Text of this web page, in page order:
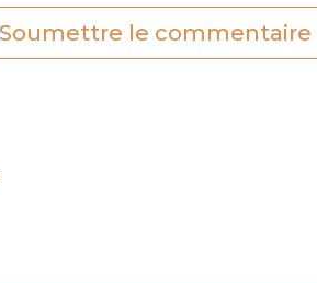
Soumettre le commentaire